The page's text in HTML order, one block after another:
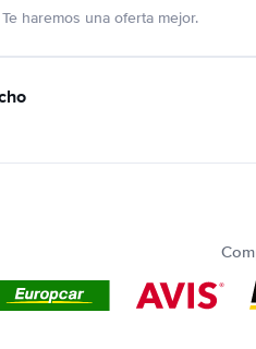
haremos una oferta mejor.